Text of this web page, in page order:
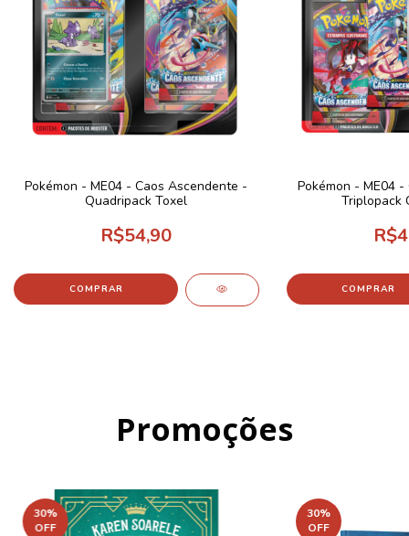
Pokémon - ME04 - Caos Ascendente -
Quadripack Toxel
R$54,90
Pokémon - ME04
Triplopack
Promoções
30%
OFF
30%
OFF